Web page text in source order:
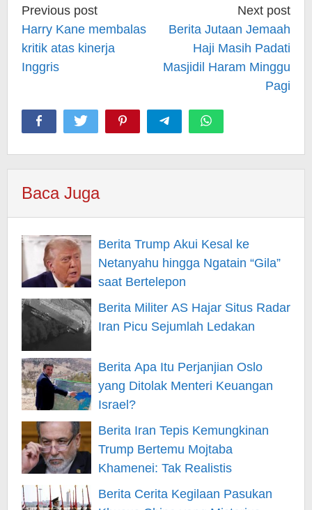
Post
navigation
Previous post
Harry Kane membalas
kritik atas kinerja
Inggris
Next post
Berita Jutaan Jemaah
Haji Masih Padati
Masjidil Haram Minggu
Pagi
Baca Juga
Berita Trump Akui Kesal ke
Netanyahu hingga Ngatain “Gila”
saat Bertelepon
Berita Militer AS Hajar Situs Radar
Iran Picu Sejumlah Ledakan
Berita Apa Itu Perjanjian Oslo
yang Ditolak Menteri Keuangan
Israel?
Berita Iran Tepis Kemungkinan
Trump Bertemu Mojtaba
Khamenei: Tak Realistis
Berita Cerita Kegilaan Pasukan